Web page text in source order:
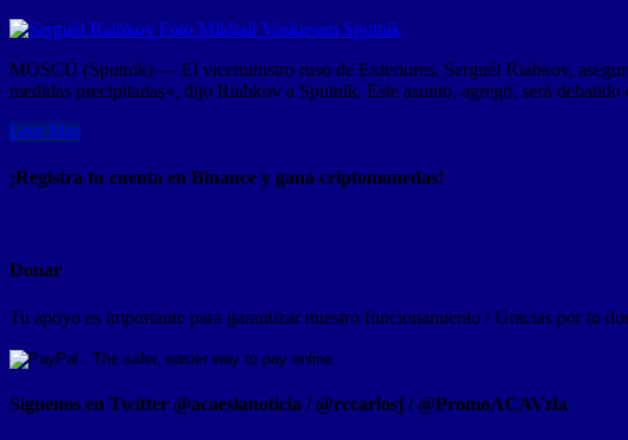
MOSCÚ (Sputnik) — El viceministro ruso de Exteriores, Serguéi Riabkov,
medidas precipitadas», dijo Riabkov a Sputnik. Este asunto, agregó, será
Leer Mas
¡Registra tu cuenta en Binance y gana criptomonedas!
Donar
Tu apoyo es importante para garantizar nuestro funcionamiento / Gracias por tu
Síguenos en Twitter @acaeslanoticia / @rccarlosj / @PromoACAVzla